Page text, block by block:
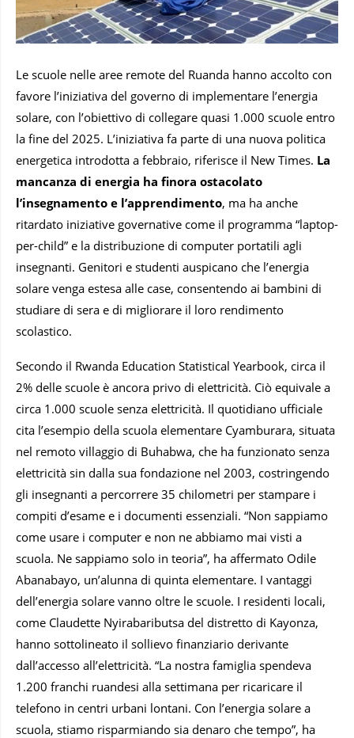
Le scuole nelle aree remote del Ruanda hanno accolto con
favore l’iniziativa del governo di implementare l’energia
solare, con l’obiettivo di collegare quasi 1.000 scuole entro
la fine del 2025. L’iniziativa fa parte di una nuova politica
energetica introdotta a febbraio, riferisce il New Times. La
mancanza di energia ha finora ostacolato
l’insegnamento e l’apprendimento, ma ha anche
ritardato iniziative governative come il programma “laptop-
per-child” e la distribuzione di computer portatili agli
insegnanti. Genitori e studenti auspicano che l’energia
solare venga estesa alle case, consentendo ai bambini di
studiare di sera e di migliorare il loro rendimento
scolastico.
Secondo il Rwanda Education Statistical Yearbook, circa il
2% delle scuole è ancora privo di elettricità. Ciò equivale a
circa 1.000 scuole senza elettricità. Il quotidiano ufficiale
cita l’esempio della scuola elementare Cyamburara, situata
nel remoto villaggio di Buhabwa, che ha funzionato senza
elettricità sin dalla sua fondazione nel 2003, costringendo
gli insegnanti a percorrere 35 chilometri per stampare i
compiti d’esame e i documenti essenziali. “Non sappiamo
come usare i computer e non ne abbiamo mai visti a
scuola. Ne sappiamo solo in teoria”, ha affermato Odile
Abanabayo, un’alunna di quinta elementare. I vantaggi
dell’energia solare vanno oltre le scuole. I residenti locali,
come Claudette Nyirabaributsa del distretto di Kayonza,
hanno sottolineato il sollievo finanziario derivante
dall’accesso all’elettricità. “La nostra famiglia spendeva
1.200 franchi ruandesi alla settimana per ricaricare il
telefono in centri urbani lontani. Con l’energia solare a
scuola, stiamo risparmiando sia denaro che tempo”, ha